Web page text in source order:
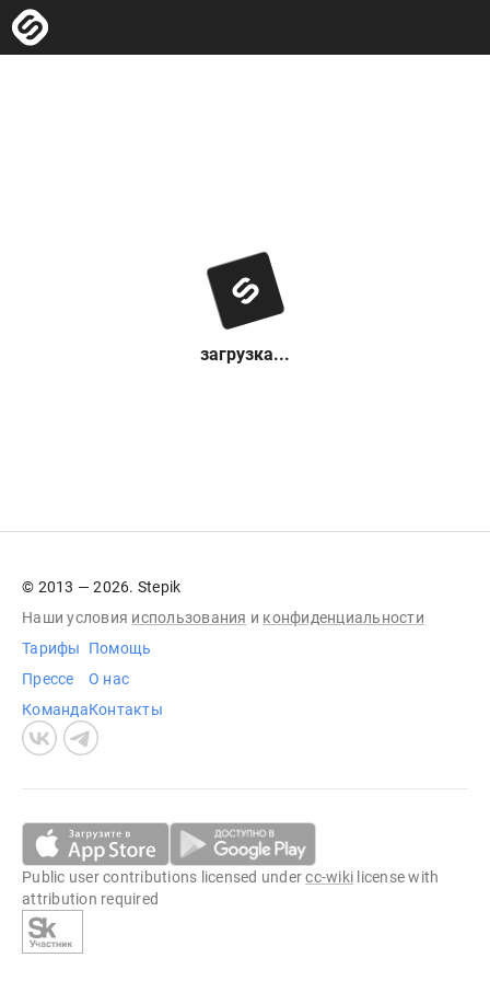
загрузка...
© 2013 — 2026. Stepik
Наши условия использования и конфиденциальности
Тарифы
Прессе
Команда
Помощь
О нас
Контакты
Public user contributions licensed undercc-wiki license with
attribution required